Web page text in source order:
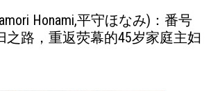
Honami,平守ほなみ)：番号
之路，重返荧幕的45岁家庭主妇